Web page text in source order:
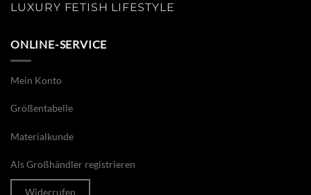
LUXURY FETISH LIFESTYLE
ONLINE-SERVICE
Mein Konto
Größentabelle
Materialkunde
Als Großhändler registrieren
Widerrufen